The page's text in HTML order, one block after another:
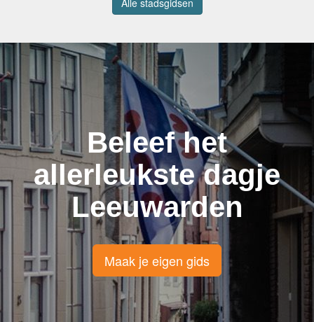
Beleef het
allerleukste dagje
Leeuwarden
Maak je eigen gids